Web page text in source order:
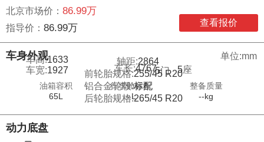
北京市场价： 86.99万
指导价： 86.99万 查看报价
车身外观
单位:mm
车长:4767
车宽:1927 5座
5门
车高:1633 轴距:2864
前轮胎规格:255/45 R20
铝合金轮毂:标配
后轮胎规格:265/45 R20
油箱容积
65L
行李舱容积
--L
整备质量
--kg
动力底盘